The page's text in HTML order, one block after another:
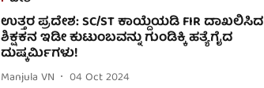
ಉತ್ತರ ಪ್ರದೇಶ: SC/ST ಕಾಯ್ದೆಯಡಿ FIR ದಾಖಲಿಸಿದ
ಶಿಕ್ಷಕನ ಇಡೀ ಕುಟುಂಬವನ್ನು ಗುಂಡಿಕ್ಕಿ ಹತ್ಯೆಗೈದ
ದುಷ್ಕರ್ಮಿಗಳು!
Manjula VN 04 Oct 2024